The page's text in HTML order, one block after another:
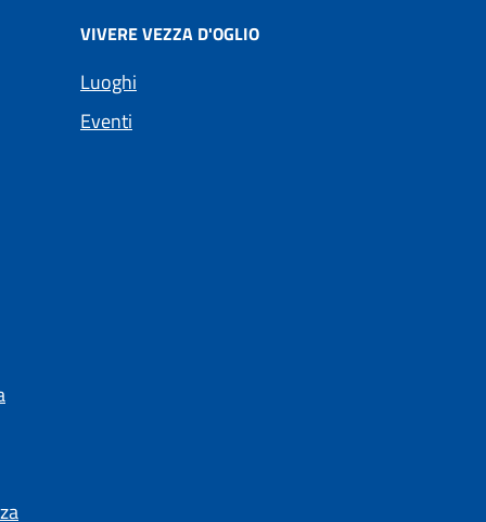
VIVERE VEZZA D'OGLIO
Luoghi
Eventi